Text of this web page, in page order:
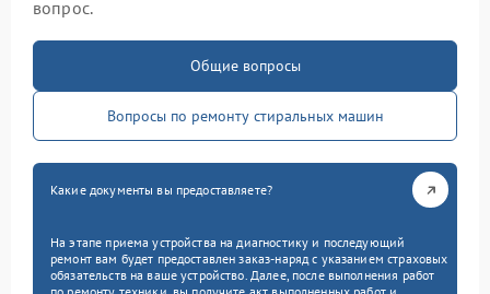
вопрос.
Общие вопросы
Вопросы по ремонту стиральных машин
Какие документы вы предоставляете?
На этапе приема устройства на диагностику и последующий
ремонт вам будет предоставлен заказ-наряд с указанием страховых
обязательств на ваше устройство. Далее, после выполнения работ